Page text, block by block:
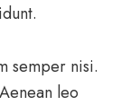
semper nisi.
leo